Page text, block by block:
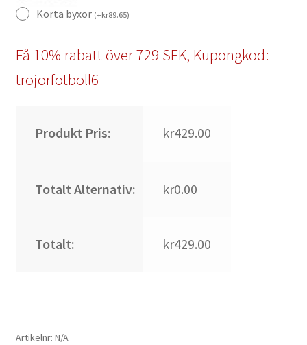
Korta byxor (+kr89.65)
Få 10% rabatt över 729 SEK, Kupongkod:
trojorfotboll6
Produkt Pris: kr429.00
Totalt Alternativ: kr0.00
Totalt: kr429.00
Artikelnr: N/A